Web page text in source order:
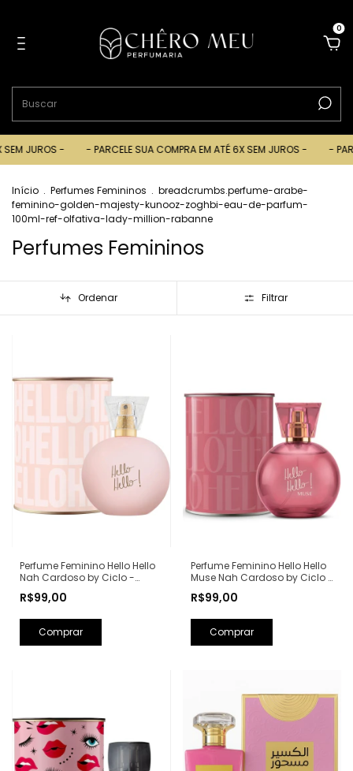
0
- - PARCELE SUA COMPRA EM ATÉ 6X SEM JUROS - - PARCELE
Início . Perfumes Femininos . breadcrumbs.perfume-arabe-
feminino-golden-majesty-kunooz-zoghbi-eau-de-parfum-
100ml-ref-olfativa-lady-million-rabanne
Perfumes Femininos
Ordenar Filtrar
Perfume Feminino Hello Hello
Nah Cardoso by Ciclo -
R$99,00
Perfume Feminino Hello Hello
Muse Nah Cardoso by Ciclo -
R$99,00